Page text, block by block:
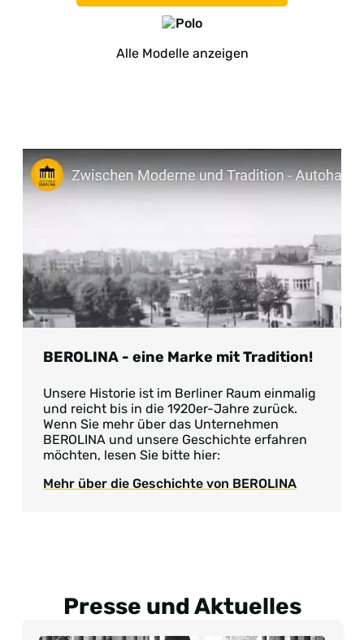
Alle Modelle anzeigen
BEROLINA - eine Marke mit Tradition!
Unsere Historie ist im Berliner Raum einmalig
und reicht bis in die 1920er-Jahre zurück.
Wenn Sie mehr über das Unternehmen
BEROLINA und unsere Geschichte erfahren
möchten, lesen Sie bitte hier:
Mehr über die Geschichte von BEROLINA
Presse und Aktuelles